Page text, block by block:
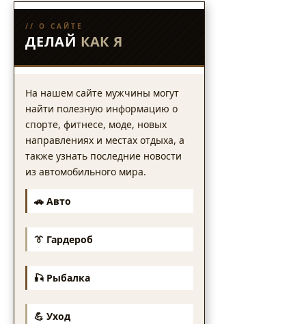
// О САЙТЕ
ДЕЛАЙ КАК Я
На нашем сайте мужчины могут
найти полезную информацию о
спорте, фитнесе, моде, новых
направлениях и местах отдыха, а
также узнать последние новости
из автомобильного мира.
🚗 Авто
👔 Гардероб
🎣 Рыбалка
💪 Уход